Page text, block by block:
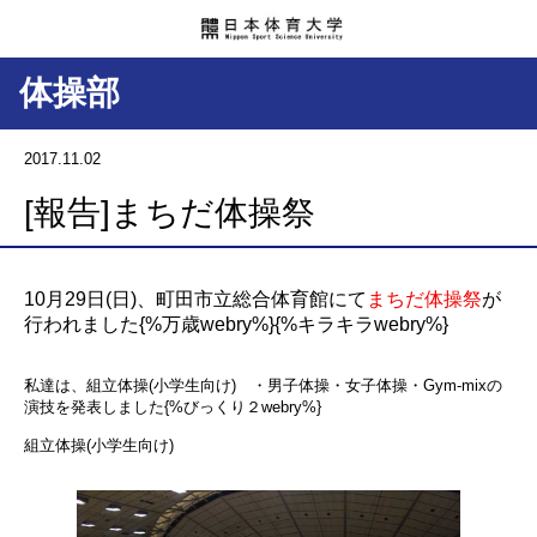
体操部
2017.11.02
[報告]まちだ体操祭
10月29日(日)、町田市立総合体育館にて まちだ体操祭が
行われました{%万歳webry%}{%キラキラwebry%}
私達は、組立体操(小学生向け) ・男子体操・女子体操・Gym-mixの
演技を発表しました{%びっくり２webry%}
組立体操(小学生向け)